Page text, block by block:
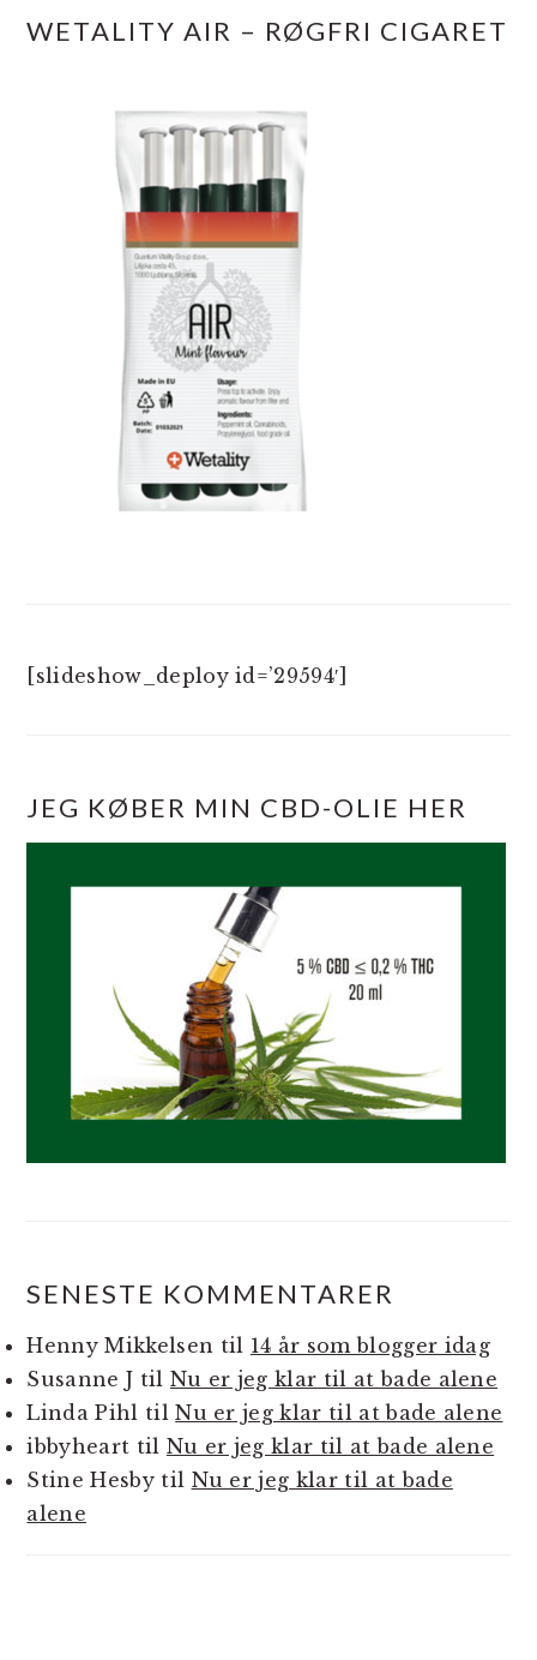
WETALITY AIR – RØGFRI CIGARET
[slideshow_deploy id=’29594′]
JEG KØBER MIN CBD-OLIE HER
SENESTE KOMMENTARER
Henny Mikkelsen til 14 år som blogger idag
Susanne J til Nu er jeg klar til at bade alene
Linda Pihl tilNu er jeg klar til at bade alene
ibbyheart til Nu er jeg klar til at bade alene
Stine Hesbytil Nu er jeg klar til at bade
alene